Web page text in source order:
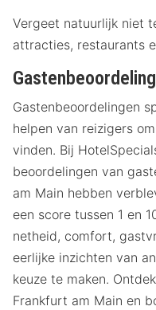
Vergeet natuurlijk niet
attracties, restaurants
Gastenbeoordelingen
helpen van reizigers
vinden. Bij
beoordelingen van
am Main hebben
een score tussen 1 en
netheid, comfort,
eerlijke inzichten van
keuze te maken.
Frankfurt am Main en